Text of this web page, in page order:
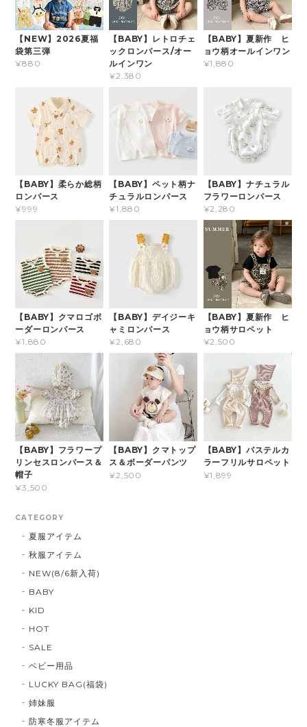
【NEW】2026夏福
袋第三弾
¥880
【BABY】レトロチェ
ックロンパース/オー
ルインワン
¥2,380
【BABY】夏新作 ヒ
ョウ柄オールインワン
¥1,880
【BABY】柔らか総柄
ロンパース
¥999
【BABY】ペット柄ナ
チュラルロンパース
¥1,880
【BABY】ナチュラル
フラワーロンパース
¥2,280
【BABY】クマロゴボ
ーダーロンパース
¥1,880
【BABY】デイジーキ
ャミロンパース
¥2,680
【BABY】夏新作 ヒ
ョウ柄サロペット
¥2,500
【BABY】フラワープ
リンセスロンパース＆
帽子
¥3,500
【BABY】クマトップ
ス＆ボーダーパンツ
¥2,500
【BABY】パステルカ
ラーフリルサロペット
¥1,899
CATEGORY
夏服アイテム
秋服アイテム
NEW(8/6新入荷)
BABY
KID
HOT
SALE
ベビー用品
LUCKY BAG(福袋)
姉妹服
防寒冬服アイテム